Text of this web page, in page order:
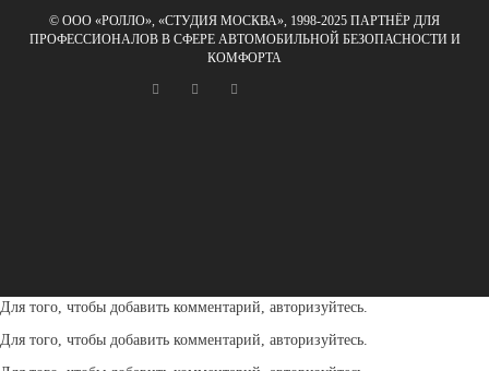
© ООО «РОЛЛО», «СТУДИЯ МОСКВА», 1998-2025 ПАРТНЁР ДЛЯ
ПРОФЕССИОНАЛОВ В СФЕРЕ АВТОМОБИЛЬНОЙ БЕЗОПАСНОСТИ И
КОМФОРТА
Для того, чтобы добавить комментарий, авторизуйтесь.
Для того, чтобы добавить комментарий, авторизуйтесь.